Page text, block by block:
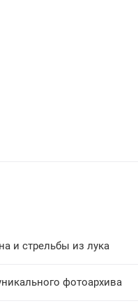
и стрельбы из лука
фотоархива